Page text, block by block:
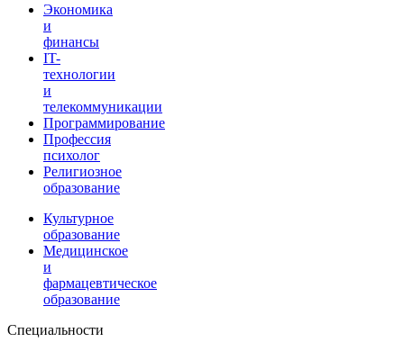
Экономика
и
финансы
IT-
технологии
и
телекоммуникации
Программирование
Профессия
психолог
Религиозное
образование
Культурное
образование
Медицинское
и
фармацевтическое
образование
Специальности